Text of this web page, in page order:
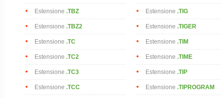
Estensione .TBZ
Estensione .TBZ2
Estensione .TC
Estensione .TC2
Estensione .TC3
Estensione .TCC
Estensione .TIG
Estensione .TIGER
Estensione .TIM
Estensione .TIME
Estensione .TIP
Estensione .TIPROGRAM